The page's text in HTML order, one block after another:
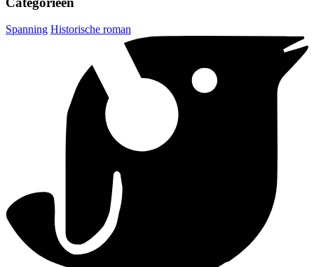
Spanning Historische roman